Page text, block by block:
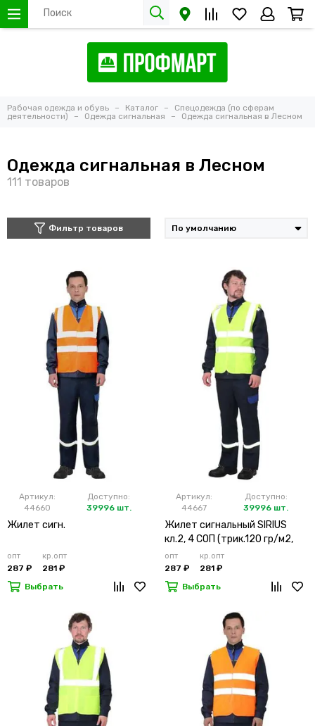
Рабочая одежда и обувь Каталог
Спецодежда (по сферам
деятельности)
Одежда сигнальная Одежда сигнальная в Лесном
Одежда сигнальная в Лесном
Фильтр товаров
Артикул:
44660
Доступно:
39996 шт.
Жилет сигн.
опт
287 ₽
кр.опт
281 ₽
Выбрать
Артикул:
44667
Доступно:
39996 шт.
Жилет сигнальный SIRIUS
кл.2, 4 СОП (трик.120 гр/м2,
карманы) лимонный
опт
287 ₽
кр.опт
281 ₽
Выбрать